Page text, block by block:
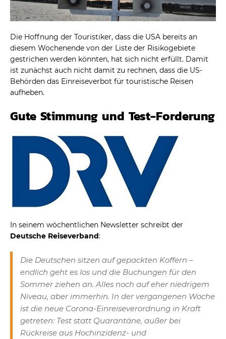
Die Hoffnung der Touristiker, dass die USA bereits an
diesem Wochenende von der Liste der Risikogebiete
gestrichen werden könnten, hat sich nicht erfüllt. Damit
ist zunächst auch nicht damit zu rechnen, dass die US-
Behörden das Einreiseverbot für touristische Reisen
aufheben.
Gute Stimmung und Test-Forderung
In seinem wöchentlichen Newsletter schreibt der
Deutsche Reiseverband:
Die Deutschen sitzen auf gepackten Koffern –
endlich geht es los und die Buchungen für den
Sommer ziehen an. Alles noch auf eher niedrigem
Niveau, aber immerhin. In der vergangenen Woche
ist die neue Corona-Einreiseverordnung in Kraft
getreten: Test statt Quarantäne, außer bei
Rückreise aus Hochinzidenz- und